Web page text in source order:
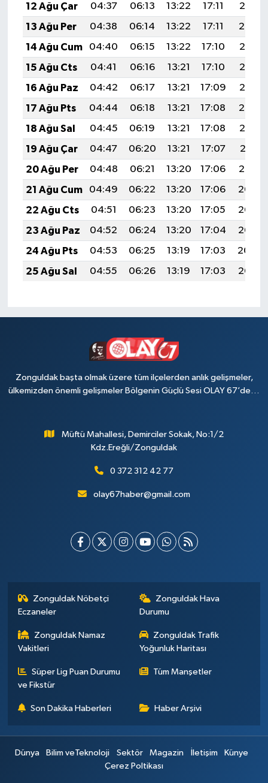
12 Ağu Çar
04:37 06:13 13:22 17:11
20:21
13 Ağu Per
04:38 06:14 13:22 17:11
20:19
14 Ağu Cum
04:40 06:15 13:22 17:10
20:18
15 Ağu Cts
04:41 06:16 13:21 17:10
20:17
16 Ağu Paz
04:42 06:17 13:21 17:09
20:15
17 Ağu Pts
04:44 06:18 13:21 17:08
20:14
18 Ağu Sal
04:45 06:19 13:21 17:08
20:13
19 Ağu Çar
04:47 06:20 13:21 17:07
20:11
20 Ağu Per
04:48 06:21 13:20 17:06
20:10
21 Ağu Cum
04:49 06:22 13:20 17:06
20:08
22 Ağu Cts
04:51 06:23 13:20 17:05
20:07
23 Ağu Paz
04:52 06:24 13:20 17:04
20:05
24 Ağu Pts
04:53 06:25 13:19 17:03
20:04
25 Ağu Sal
04:55 06:26 13:19 17:03 20:03
Zonguldak başta olmak üzere tüm ilçelerden anlık gelişmeler,
ülkemizden önemli gelişmeler Bölgenin Güçlü Sesi OLAY 67’de…
Müftü Mahallesi, Demirciler Sokak, No:1/2
Kdz.Ereğli/Zonguldak
0 372 312 42 77
olay67haber@gmail.com
Zonguldak Nöbetçi
Eczaneler
Zonguldak Hava
Durumu
Zonguldak Namaz
Vakitleri
Zonguldak Trafik
Yoğunluk Haritası
Süper Lig Puan Durumu
ve Fikstür
Tüm Manşetler
Son Dakika Haberleri Haber Arşivi
Dünya Bilim veTeknoloji Sektör Magazin İletişim
Künye
Çerez Poltikası